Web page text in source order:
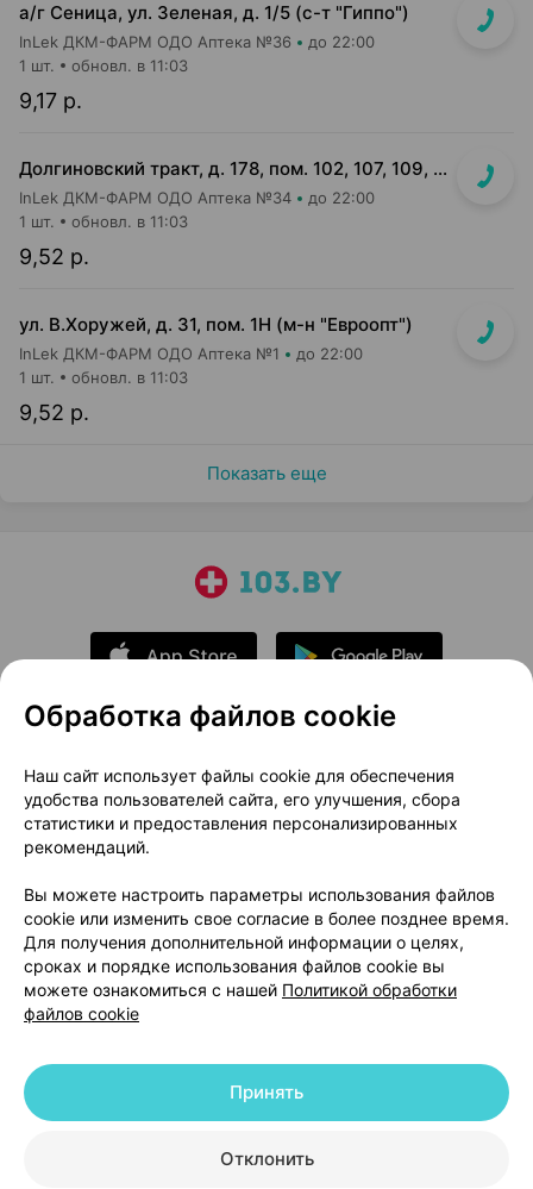
а/г Сеница, ул. Зеленая, д. 1/5 (с-т "Гиппо")
InLek ДКМ-ФАРМ ОДО Аптека №36 до 22:00
9,17 р.
1 шт. обновл. в 11:03
Долгиновский тракт, д. 178, пом. 102, 107, 109, 112, 114 (ТЦ "ALL")
InLek ДКМ-ФАРМ ОДО Аптека №34 до 22:00
9,52 р.
1 шт. обновл. в 11:03
ул. В.Хоружей, д. 31, пом. 1Н (м-н "Евроопт")
InLek ДКМ-ФАРМ ОДО Аптека №1 до 22:00
9,52 р.
1 шт. обновл. в 11:03
Показать еще
О проекте
Новости проекта
Размещение рекламы
Медицинский маркетинг
Публичный договор
Доставка
Способы оплаты
Вакансии
Партнеры
Написать руководителю 103.by
Написать в поддержку
Персональные настройки Cookie
© 2026 ООО «Артокс Лаб», УНП 191700409 | 220012, Республика Беларусь,
+375 291212755
Обработка файлов cookie
Наш сайт использует файлы cookie для обеспечения
удобства пользователей сайта, его улучшения, сбора
статистики и предоставления персонализированных
рекомендаций.
Вы можете настроить параметры использования файлов
cookie или изменить свое согласие в более позднее время.
Для получения дополнительной информации о целях,
сроках и порядке использования файлов cookie вы
можете ознакомиться с нашей Политикой обработки
файлов cookie
Отклонить
Принять